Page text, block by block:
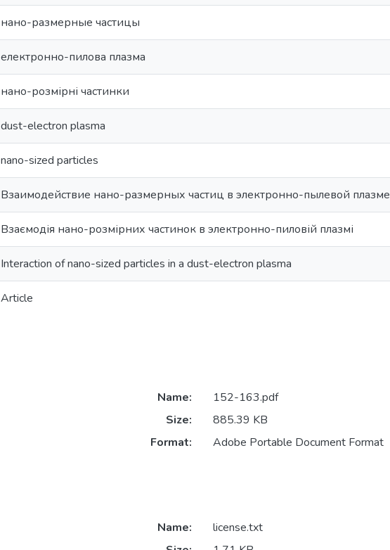
нано-размерные частицы
електронно-пилова плазма
нано-розмірні частинки
dust-electron plasma
nano-sized particles
Взаимодействие нано-размерных частиц в электронно-пылевой плазме
Взаємодія нано-розмірних частинок в электронно-пиловій плазмі
Interaction of nano-sized particles in a dust-electron plasma
Article
Name:
152-163.pdf
Size:
885.39 KB
Format:
Adobe Portable Document Format
Name:
license.txt